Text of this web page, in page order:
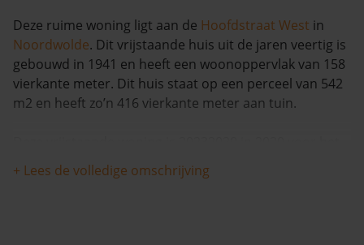
Deze ruime woning ligt aan de Hoofdstraat West in
Noordwolde. Dit vrijstaande huis uit de jaren veertig is
gebouwd in 1941 en heeft een woonoppervlak van 158
vierkante meter. Dit huis staat op een perceel van 542
m2 en heeft zo’n 416 vierkante meter aan tuin.
laatst verkocht en is in de afgelopen 12 maanden met
meer dan 4% in waarde gedaald. De woning is na 1993
+ Lees de volledige omschrijving